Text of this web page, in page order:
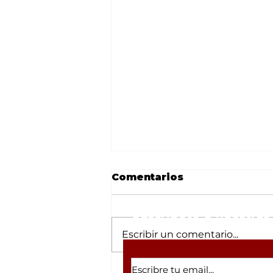
Comentarios
Escribir un comentario...
Suscríbete a